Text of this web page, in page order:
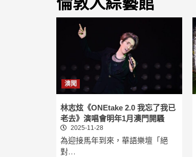
澳聞
林志炫《ONEtake 2.0 我忘了我已
老去》演唱會明年1月澳門開騷
2025-11-28
為迎接馬年到來，華語樂壇「絕
對…